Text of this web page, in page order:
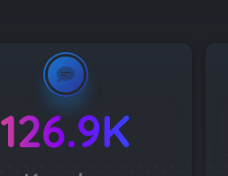
126.9K